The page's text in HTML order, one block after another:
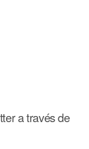
a través de